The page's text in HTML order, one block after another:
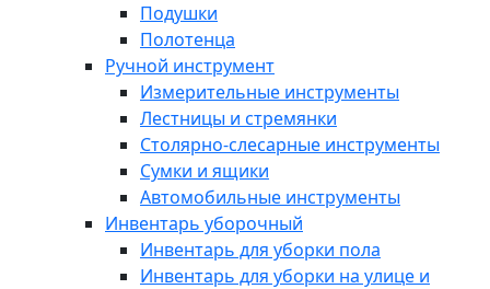
Подушки
Полотенца
Ручной инструмент
Измерительные инструменты
Лестницы и стремянки
Столярно-слесарные инструменты
Сумки и ящики
Автомобильные инструменты
Инвентарь уборочный
Инвентарь для уборки пола
Инвентарь для уборки на улице и